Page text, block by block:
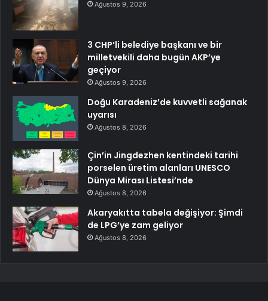
Ağustos 9, 2026
3 CHP’li belediye başkanı ve bir
milletvekili daha bugün AKP’ye
geçiyor
Ağustos 9, 2026
Doğu Karadeniz’de kuvvetli sağanak
uyarısı
Ağustos 8, 2026
Çin’in Jingdezhen kentindeki tarihi
porselen üretim alanları UNESCO
Dünya Mirası Listesi’nde
Ağustos 8, 2026
Akaryakıtta tabela değişiyor: Şimdi
de LPG’ye zam geliyor
Ağustos 8, 2026